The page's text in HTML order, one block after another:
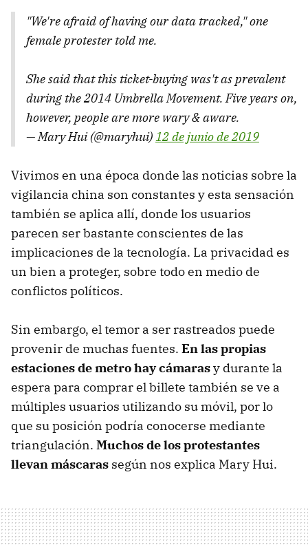
"We're afraid of having our data tracked," one
female protester told me.
She said that this ticket-buying was't as prevalent
during the 2014 Umbrella Movement. Five years on,
however, people are more wary & aware.
— Mary Hui (@maryhui)12 de junio de 2019
Vivimos en una época donde las noticias sobre la
vigilancia china son constantes y esta sensación
también se aplica allí, donde los usuarios
parecen ser bastante conscientes de las
implicaciones de la tecnología. La privacidad es
un bien a proteger, sobre todo en medio de
conflictos políticos.
Sin embargo, el temor a ser rastreados puede
provenir de muchas fuentes. En las propias
estaciones de metro hay cámarasy durante la
espera para comprar el billete también se ve a
múltiples usuarios utilizando su móvil, por lo
que su posición podría conocerse mediante
triangulación. Muchos de los protestantes
llevan máscaras según nos explica Mary Hui.